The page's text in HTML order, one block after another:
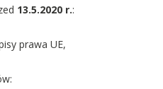
13.5.2020 r.:
prawa UE,